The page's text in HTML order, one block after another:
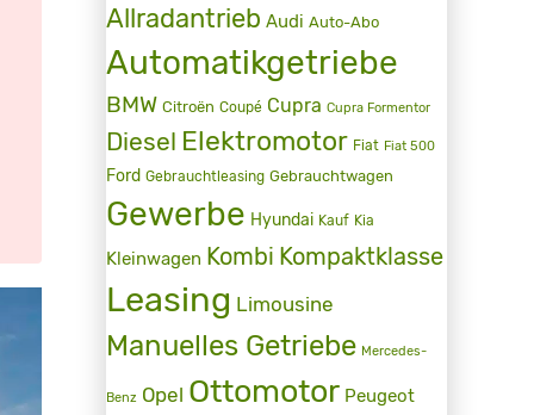
Allradantrieb Audi Auto-Abo
Automatikgetriebe
BMW Citroën Coupé Cupra Cupra Formentor
Diesel Elektromotor Fiat Fiat 500
Ford Gebrauchtleasing Gebrauchtwagen
Gewerbe Hyundai Kauf Kia
Kleinwagen Kombi Kompaktklasse
Leasing Limousine
Manuelles Getriebe Mercedes-
Benz Opel Ottomotor Peugeot